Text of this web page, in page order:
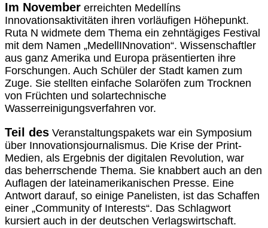
Im November erreichten Medellíns
Innovationsaktivitäten ihren vorläufigen Höhepunkt.
Ruta N widmete dem Thema ein zehntägiges Festival
mit dem Namen „MedellINnovation“. Wissenschaftler
aus ganz Amerika und Europa präsentierten ihre
Forschungen. Auch Schüler der Stadt kamen zum
Zuge. Sie stellten einfache Solaröfen zum Trocknen
von Früchten und solartechnische
Wasserreinigungsverfahren vor.
Teil des Veranstaltungspakets war ein Symposium
über Innovationsjournalismus. Die Krise der Print-
Medien, als Ergebnis der digitalen Revolution, war
das beherrschende Thema. Sie knabbert auch an den
Auflagen der lateinamerikanischen Presse. Eine
Antwort darauf, so einige Panelisten, ist das Schaffen
einer „Community of Interests“. Das Schlagwort
kursiert auch in der deutschen Verlagswirtschaft.